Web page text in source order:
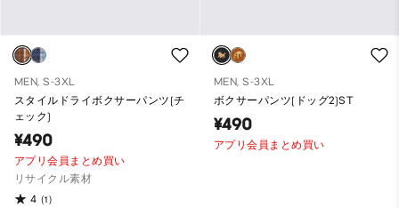
MEN, S-3XL
スタイルドライボクサーパンツ(チ
ェック)
¥490
アプリ会員まとめ買い
リサイクル素材
4 (1)
MEN, S-3XL
ボクサーパンツ(ドッグ2)ST
¥490
アプリ会員まとめ買い